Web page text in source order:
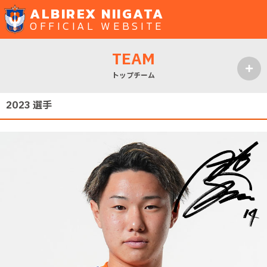
ALBIREX NIIGATA
OFFICIAL WEBSITE
TEAM
トップチーム
2023 選手